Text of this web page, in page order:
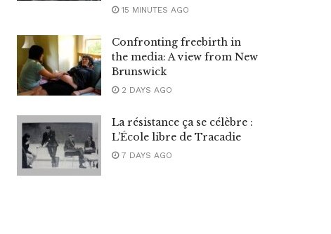
15 MINUTES AGO
Confronting freebirth in
the media: A view from New
Brunswick
2 DAYS AGO
La résistance ça se célèbre :
L’École libre de Tracadie
7 DAYS AGO